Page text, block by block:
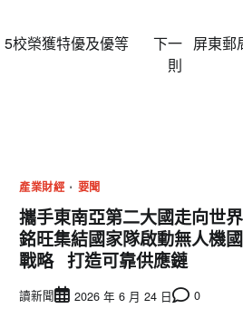
校榮獲特優及優等
下一
則
屏東郵
產業財經 要聞
攜手東南亞第二大國走向世界
銘旺集結國家隊啟動無人機
戰略 打造可靠供應鏈
讀新聞 2026 年 6 月 24 日 0